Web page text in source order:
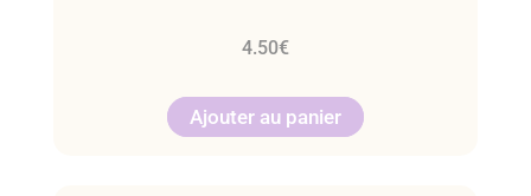
4.50€
Ajouter au panier